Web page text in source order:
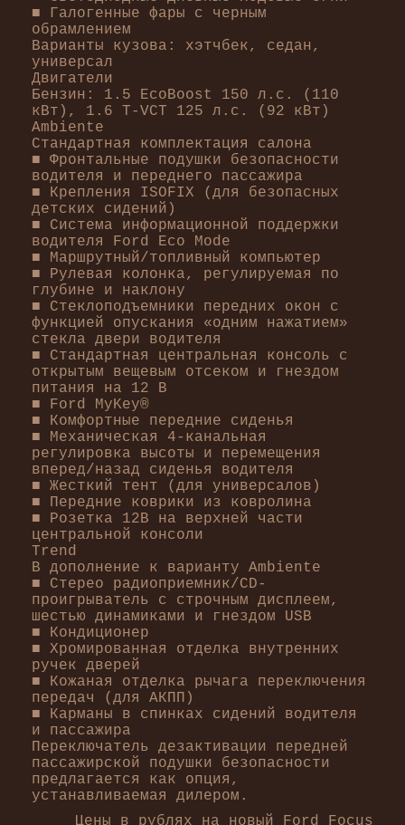
■ Галогенные фары с черным
обрамлением
Варианты кузова: хэтчбек, седан,
универсал
Двигатели
Бензин: 1.5 EcoBoost 150 л.с. (110
кВт), 1.6 T-VCT 125 л.с. (92 кВт)
Ambiente
Стандартная комплектация салона
■ Фронтальные подушки безопасности
водителя и переднего пассажира
■ Крепления ISOFIX (для безопасных
детских сидений)
■ Система информационной поддержки
водителя Ford Eco Mode
■ Маршрутный/топливный компьютер
■ Рулевая колонка, регулируемая по
глубине и наклону
■ Стеклоподъемники передних окон с
функцией опускания «одним нажатием»
стекла двери водителя
■ Стандартная центральная консоль с
открытым вещевым отсеком и гнездом
питания на 12 В
■ Ford MyKey®
■ Комфортные передние сиденья
■ Механическая 4-канальная
регулировка высоты и перемещения
вперед/назад сиденья водителя
■ Жесткий тент (для универсалов)
■ Передние коврики из ковролина
■ Розетка 12В на верхней части
центральной консоли
Trend
В дополнение к варианту Ambiente
■ Стерео радиоприемник/CD-
проигрыватель с строчным дисплеем,
шестью динамиками и гнездом USB
■ Кондиционер
■ Хромированная отделка внутренних
ручек дверей
■ Кожаная отделка рычага переключения
передач (для АКПП)
■ Карманы в спинках сидений водителя
и пассажира
Переключатель дезактивации передней
пассажирской подушки безопасности
предлагается как опция,
устанавливаемая дилером.
Цены в рублях на новый Ford Focus